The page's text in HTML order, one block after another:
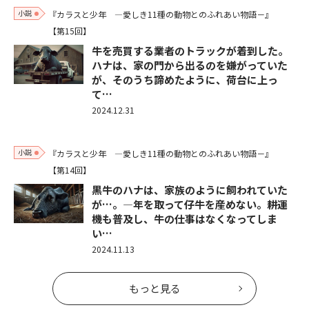
小説
『カラスと少年 ―愛しき11種の動物とのふれあい物語－』
【第15回】
牛を売買する業者のトラックが着到した。
ハナは、家の門から出るのを嫌がっていた
が、そのうち諦めたように、荷台に上っ
て…
2024.12.31
小説
『カラスと少年 ―愛しき11種の動物とのふれあい物語－』
【第14回】
黒牛のハナは、家族のように飼われていた
が…。―年を取って仔牛を産めない。耕運
機も普及し、牛の仕事はなくなってしま
い…
2024.11.13
もっと見る